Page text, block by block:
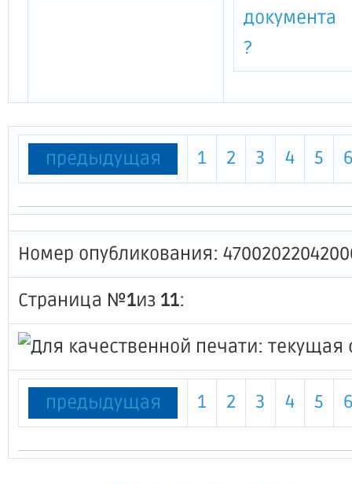
документа
?
предыдущая 1 2 3 4 5
Номер опубликования:
Страница №1из 11:
предыдущая 1 2 3 4 5